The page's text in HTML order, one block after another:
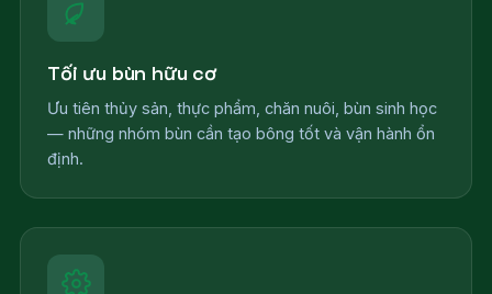
Tối ưu bùn hữu cơ
Ưu tiên thủy sản, thực phẩm, chăn nuôi, bùn sinh học
— những nhóm bùn cần tạo bông tốt và vận hành ổn
định.